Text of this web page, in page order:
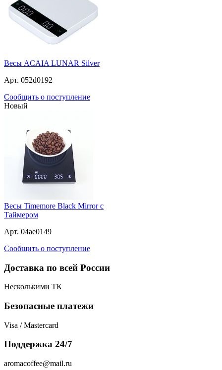
Весы ACAIA LUNAR Silver
Арт. 052d0192
Сообщить о поступление
Новый
Весы Timemore Black Mirror с
Таймером
Арт. 04ae0149
Сообщить о поступление
Доставка по всей России
Несколькими ТК
Безопасные платежи
Visa / Mastercard
Поддержка 24/7
aromacoffee@mail.ru